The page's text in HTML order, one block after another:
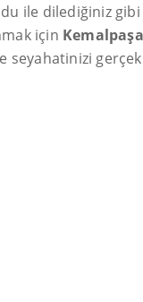
ile dilediğiniz
için